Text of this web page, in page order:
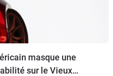
masque une
sur le Vieux